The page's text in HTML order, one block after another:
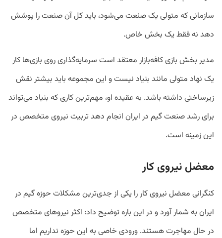
سازمانی که متولی یک صنعت می‌شود، باید کل آن صنعت را پوشش
دهد نه فقط یک بخش خاص.
مدیر بخش بازی کافه‌بازار معتقد است سرمایه‌گذاری روی بازی‌ها کار
یک نهاد متولی مانند بنیاد نیست و این مجموعه باید بیشتر نقش
زیرساختی داشته باشد. به عقیده او، مهم‌ترین کاری که بنیاد می‌تواند
برای رشد صنعت گیم در ایران انجام دهد تربیت نیروی متخصص در
این زمینه است.
معضل نیروی کار
کنگرانی معضل نیروی کار را یکی از جدی‌ترین مشکلات حوزه گیم در
ایران به شمار آورد و در این باره توضیح داد: اکثر نیروهای متخصص
در حال مهاجرت هستند. ورودی خاصی به این حوزه نداریم اما